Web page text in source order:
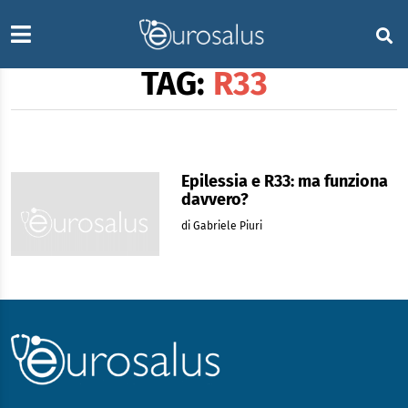
TAG: R33
Epilessia e R33: ma funziona
davvero?
di Gabriele Piuri